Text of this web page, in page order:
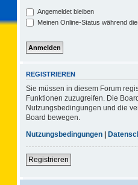
Angemeldet bleiben
Meinen Online-Status während
REGISTRIEREN
Sie müssen in diesem Forum
Funktionen zuzugreifen. Die
Nutzungsbedingungen und die
Board bewegen.
Nutzungsbedingungen |
Registrieren